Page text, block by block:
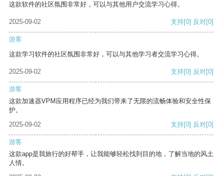
这款软件的社区氛围非常好，可以与其他用户交流学习心得。
2025-09-02 支持[0] 反对[0]
游客
这款学习软件的社区氛围非常好，可以与其他学习者交流学习心得。
2025-09-02 支持[0] 反对[0]
游客
这款加速器VPM应用程序已经为我们带来了无限的流畅体验和安全性保
护。
2025-09-02
支持[0] 反对[0]
游客
这款app是我旅行的好帮手，让我能够轻松找到目的地，了解当地的风土
人情。